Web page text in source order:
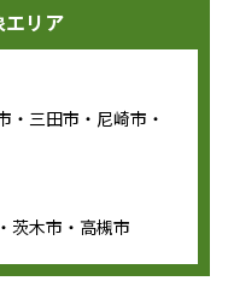
エリア
・三田市・尼崎市・
茨木市・高槻市